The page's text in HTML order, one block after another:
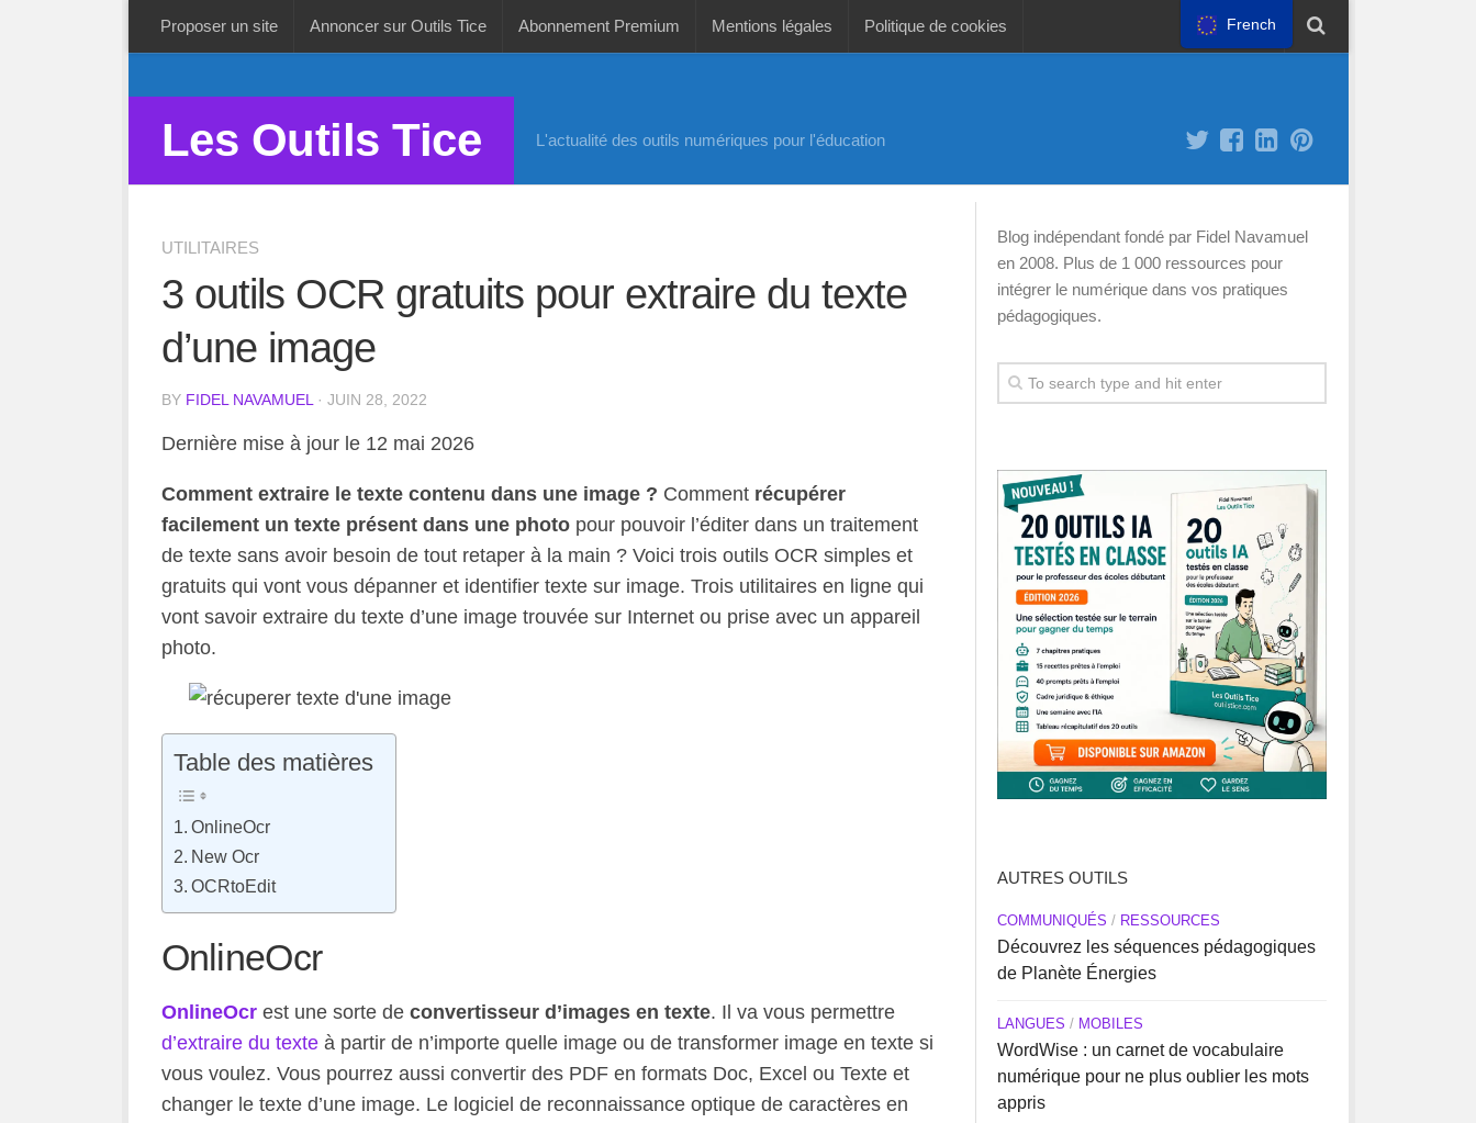
Proposer un site Annoncer sur Outils Tice Abonnement Premium Mentions légales Politique de cookies
Les Outils Tice L'actualité des outils numériques pour l'éducation
UTILITAIRES
3 outils OCR gratuits pour extraire du texte
d’une image
BY FIDEL NAVAMUEL · JUIN 28, 2022
Dernière mise à jour le 12 mai 2026
Comment extraire le texte contenu dans une image ? Comment récupérer
facilement un texte présent dans une photopour pouvoir l’éditer dans un traitement
de texte sans avoir besoin de tout retaper à la main ? Voici trois outils OCR simples et
gratuits qui vont vous dépanner et identifier texte sur image. Trois utilitaires en ligne qui
vont savoir extraire du texte d’une image trouvée sur Internet ou prise avec un appareil
photo.
Table des matières
OnlineOcr
New Ocr
OCRtoEdit
OnlineOcr
OnlineOcrest une sorte de convertisseur d’images en texte. Il va vous permettre
d’extraire du texteà partir de n’importe quelle image ou de transformer image en texte si
vous voulez. Vous pourrez aussi convertir des PDF en formats Doc, Excel ou Texte et
changer le texte d’une image. Le logiciel de reconnaissance optique de caractères en
Blog indépendant fondé par Fidel Navamuel
en 2008. Plus de 1 000 ressources pour
intégrer le numérique dans vos pratiques
pédagogiques.
AUTRES OUTILS
COMMUNIQUÉS / RESSOURCES
Découvrez les séquences pédagogiques
de Planète Énergies
LANGUES / MOBILES
WordWise : un carnet de vocabulaire
numérique pour ne plus oublier les mots
appris
French